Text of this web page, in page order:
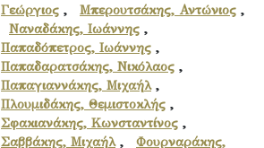
Γεώργιος , Μπερουτσάκης, Αντώνιος ,
Ναναδάκης, Ιωάννης ,
Παπαδόπετρος, Ιωάννης ,
Παπαδαρατσάκης, Νικόλαος ,
Παπαγιαννάκης, Μιχαήλ,
Πλουμιδάκης, Θεμιστοκλής ,
Σφακιανάκης, Κωνσταντίνος ,
Σαββάκης, Μιχαήλ, Φουρναράκης,